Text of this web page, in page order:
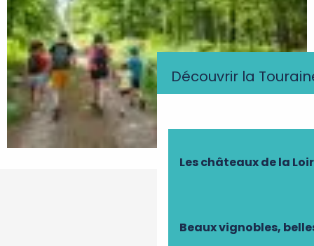
Découvrir la
Les châteaux de la
Beaux vignobles,